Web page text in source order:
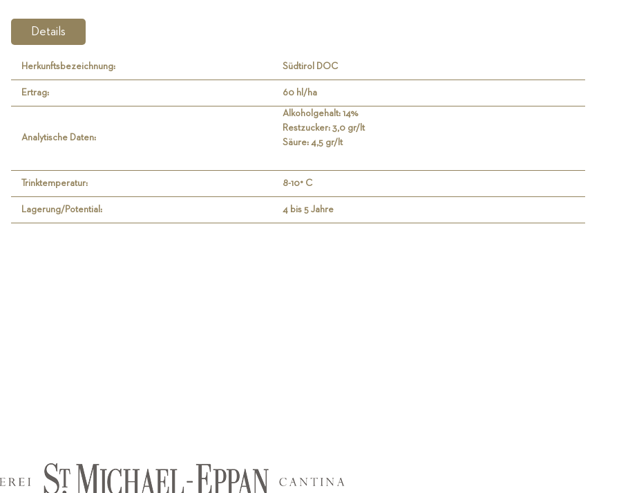
Details
Herkunftsbezeichnung: Südtirol DOC
Ertrag: 60 hl/ha
Analytische Daten:
Alkoholgehalt: 14%
Restzucker: 3,0 gr/lt
Säure: 4,5 gr/lt
Trinktemperatur: 8-10° C
Lagerung/Potential: 4 bis 5 Jahre